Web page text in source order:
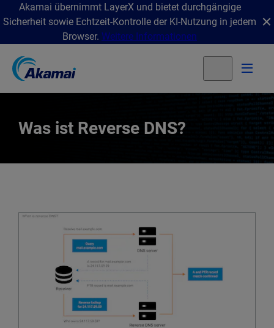
Akamai übernimmt LayerX und bietet durchgängige
Sicherheit sowie Echtzeit-Kontrolle der KI-Nutzung in jedem
Browser. Weitere Informationen
Was ist Reverse DNS?